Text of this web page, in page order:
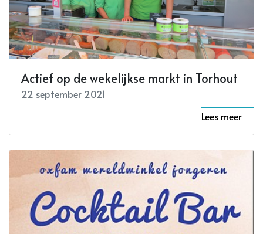
Actief op de wekelijkse markt in Torhout
22 september 2021
Lees meer